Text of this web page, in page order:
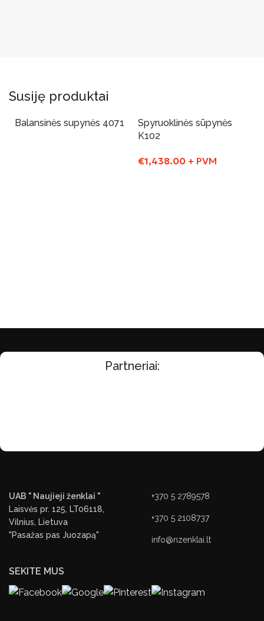
Susiję produktai
Balansinės supynės 4071
Spyruoklinės sūpynės
K102
€1,438.00 + PVM
Partneriai:
UAB " Naujieji ženklai "
Laisvės pr. 125, LT06118,
Vilnius, Lietuva
"Pasažas pas Juozapą"
+370 5 2789578
+370 5 2108737
info@nzenklai.lt
SEKITE MUS